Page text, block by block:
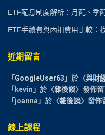
ETF配息制度解析：月配、季
ETF手續費與內扣費用比較：
近期留言
「 GoogleUser63 」於〈與財
「 kevin 」於〈雜後談〉發佈
「 joanna 」於〈雜後談〉發佈
線上課程